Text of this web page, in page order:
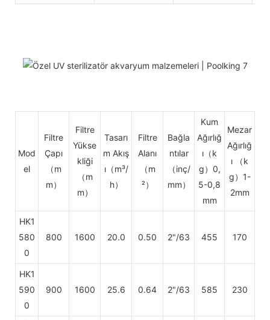
Mod
el
Filtre
Çapı
（m
m）
Filtre
Yükse
kliği
（m
m）
Tasarı
m Akış
ı（m³/
h）
Filtre
Alanı
（m
²）
Bağla
ntılar
（inç/
mm）
Kum
Ağırlığ
ı（k
g）0,
5-0,8
mm
Mezar
Ağırlığ
ı
（k
g）1-
2mm
HK1
580
0
800 1600 20.0 0.50 2"/63 455 170
HK1
590
0
900 1600 25.6 0.64 2"/63 585 230